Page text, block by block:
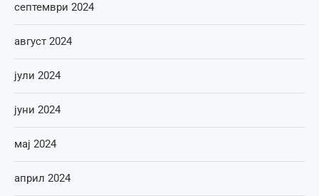
септември 2024
август 2024
јули 2024
јуни 2024
мај 2024
април 2024